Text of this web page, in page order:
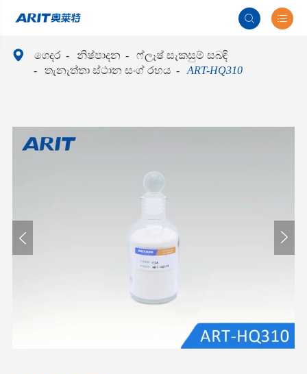
 
 ගෙදර නිෂ්පාදන
ෆ්ලෑෂ් සැකසුම් සබඳි
තැනැත්තා ස්ථාන සංග් රහය
ART-HQ310
 